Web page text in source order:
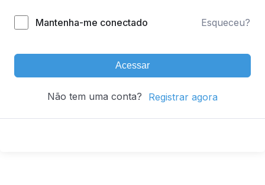
Mantenha-me conectado Esqueceu?
Acessar
Não tem uma conta? Registrar agora